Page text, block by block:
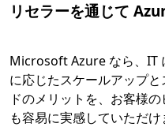
リセラーを通じて
Microsoft Azure なら、IT
に応じたスケールアップ
ドのメリットを、お客様
も容易に実感していただ